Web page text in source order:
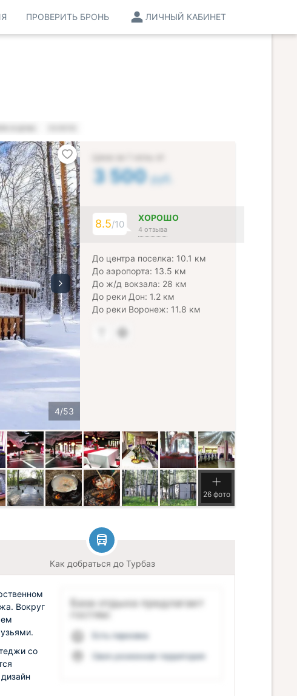
ЛИЧНЫЙ КАБИНЕТ
ПРОВЕРИТЬ БРОНЬ
3 500 руб.
8.5/10
ХОРОШО
4 отзыва
До центра поселка: 10.1 км
До аэропорта: 13.5 км
До ж/д вокзала: 28 км
До реки Дон: 1.2 км
До реки Воронеж: 11.8 км
26 фото
Как добраться до Турбаз
База отдыха предлагает
гостям:
Есть парковка
Своя ухоженная территория
Вокруг
со